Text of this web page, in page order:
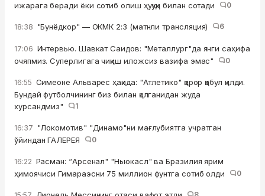
ижарага беради ёки сотиб олиш ҳуқуқи билан сотади
0
18:38 "Бунёдкор" — ОКМК 2:3 (матнли трансляция) 6
17:06 Интервью. Шавкат Саидов: "Металлург"да янги саҳифа
очяпмиз. Суперлигага чиқиш иложсиз вазифа эмас"
0
16:55 Симеоне Альварес ҳақида: "Атлетико" қарор қабул қилди.
Бундай футболчининг биз билан қолганидан жуда
хурсандмиз"
1
16:37 "Локомотив" "Динамо"ни мағлубиятга учратган
ўйиндан ГАЛЕРЕЯ
0
16:22 Расман: “Арсенал" "Ньюкасл" ва Бразилия ярим
ҳимоячиси Гимараэсни 75 миллион фунтга сотиб олди
0